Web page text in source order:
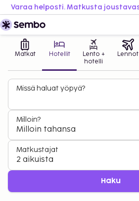
Matkat Hotellit
Lento +
hotelli
Lennot
Missä haluat yöpyä?
Milloin?
Milloin tahansa
Matkustajat
2 aikuista
Haku